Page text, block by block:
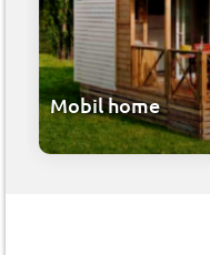
Mobil home